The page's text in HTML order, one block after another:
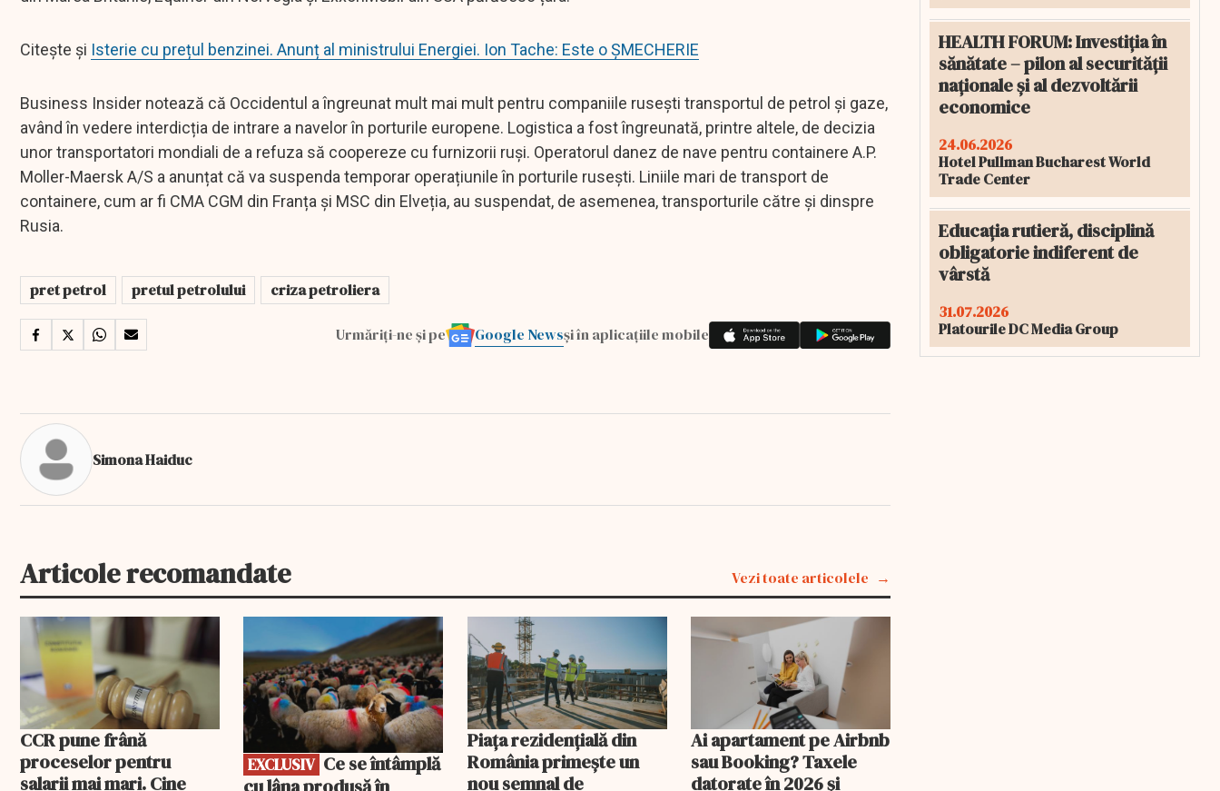
Citește și Isterie cu prețul benzinei. Anunț al ministrului Energiei. Ion Tache: Este o ȘMECHERIE
Business Insider notează că Occidentul a îngreunat mult mai mult pentru companiile rusești transportul de petrol și gaze,
având în vedere interdicția de intrare a navelor în porturile europene. Logistica a fost îngreunată, printre altele, de decizia
unor transportatori mondiali de a refuza să coopereze cu furnizorii ruși. Operatorul danez de nave pentru containere A.P.
Moller-Maersk A/S a anunțat că va suspenda temporar operațiunile în porturile rusești. Liniile mari de transport de
containere, cum ar fi CMA CGM din Franța și MSC din Elveția, au suspendat, de asemenea, transporturile către și dinspre
Rusia.
pret petrol pretul petrolului criza petroliera
Urmăriți-ne și pe Google Newsși în aplicațiile mobile
Simona Haiduc
Articole recomandate Vezi toate articolele
CCR pune frână
proceselor pentru
salarii mai mari. Cine
EXCLUSIV
EXCLUSIV
Piața rezidențială din
România primește un
nou semnal de
Ai apartament pe Airbnb
sau Booking? Taxele
datorate în 2026 și
HEALTH FORUM: Investiția în
sănătate – pilon al securității
naționale și al dezvoltării
economice
24.06.2026
Hotel Pullman Bucharest World
Trade Center
Educația rutieră, disciplină
obligatorie indiferent de
vârstă
31.07.2026
Platourile DC Media Group